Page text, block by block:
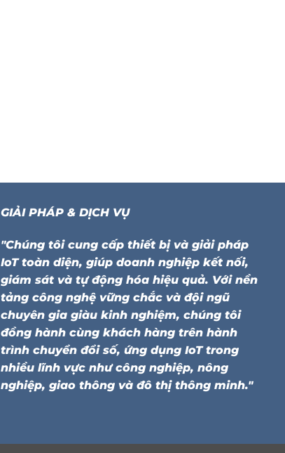
GIẢI PHÁP & DỊCH VỤ
"Chúng tôi cung cấp thiết bị và giải pháp
IoT toàn diện, giúp doanh nghiệp kết nối,
giám sát và tự động hóa hiệu quả. Với nền
tảng công nghệ vững chắc và đội ngũ
chuyên gia giàu kinh nghiệm, chúng tôi
đồng hành cùng khách hàng trên hành
trình chuyển đổi số, ứng dụng IoT trong
nhiều lĩnh vực như công nghiệp, nông
nghiệp, giao thông và đô thị thông minh."